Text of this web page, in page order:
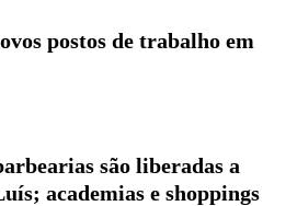
postos de trabalho em
são liberadas a
academias e shoppings